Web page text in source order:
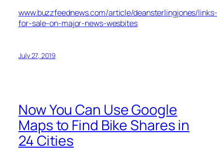
www.buzzfeednews.com/article/deansterlingjones/links-
for-sale-on-major-news-wesbites
July 27, 2019
Now You Can Use Google
Maps to Find Bike Shares in
24 Cities